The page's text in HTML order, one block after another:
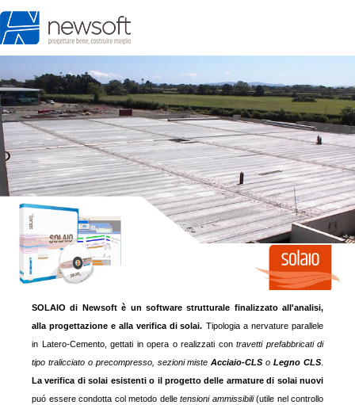
SOLAIO di Newsoft è un software strutturale finalizzato all'analisi,
alla progettazione e alla verifica di solai. Tipologia a nervature parallele
in Latero-Cemento, gettati in opera o realizzati con travetti prefabbricati di
tipo tralicciato o precompresso, sezioni misteAcciaio-CLS oLegno CLS.
La verifica di solai esistenti o il progetto delle armature di solai nuovi
puó essere condotta col metodo delle tensioni ammissibili(utile nel controllo